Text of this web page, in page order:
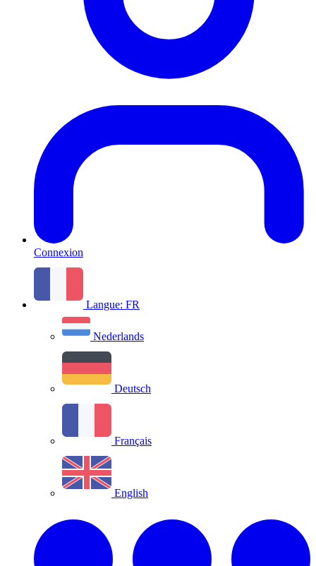
Connexion
Langue: FR
Nederlands
Deutsch
Français
English